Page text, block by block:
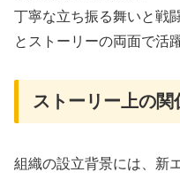
丁寧な立ち振る舞いと戦
とストーリーの両面で活
ストーリー上の関
組織の設立背景には、新